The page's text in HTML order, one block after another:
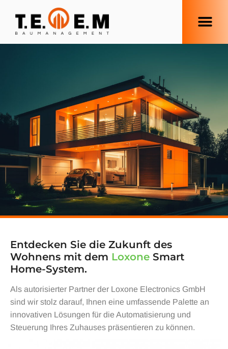
Entdecken Sie die Zukunft des
Wohnens mit dem Loxone Smart
Home-System.
Als autorisierter Partner der Loxone Electronics GmbH
sind wir stolz darauf, Ihnen eine umfassende Palette an
innovativen Lösungen für die Automatisierung und
Steuerung Ihres Zuhauses präsentieren zu können.